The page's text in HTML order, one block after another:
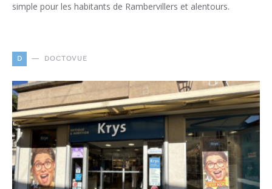
simple pour les habitants de Rambervillers et alentours.
D DOCTOVUE